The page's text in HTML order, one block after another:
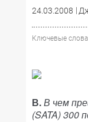
24.03.2008
Ключевые
В.В чем
(SATA) 300